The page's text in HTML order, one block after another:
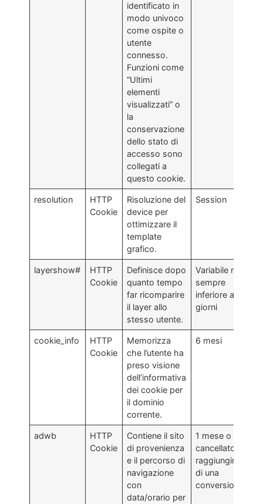
identificato in
modo univoco
come ospite o
utente
connesso.
Funzioni come
“Ultimi
elementi
visualizzati” o
la
conservazione
dello stato di
accesso sono
collegati a
questo cookie.
resolution
HTTP
Cookie
Risoluzione del
device per
ottimizzare il
template
grafico.
Session
layershow#
HTTP
Cookie
Definisce dopo
quanto tempo
far ricomparire
il layer allo
stesso utente.
Variabile ma
sempre
inferiore a 7
giorni
cookie_info
HTTP
Cookie
Memorizza
che l’utente ha
preso visione
dell’informativa
dei cookie per
il dominio
corrente.
6 mesi
adwb
HTTP
Cookie
Contiene il sito
di provenienza
e il percorso di
navigazione
con
data/orario per
1 mese o
cancellato al
raggiungimento
di una
conversione.